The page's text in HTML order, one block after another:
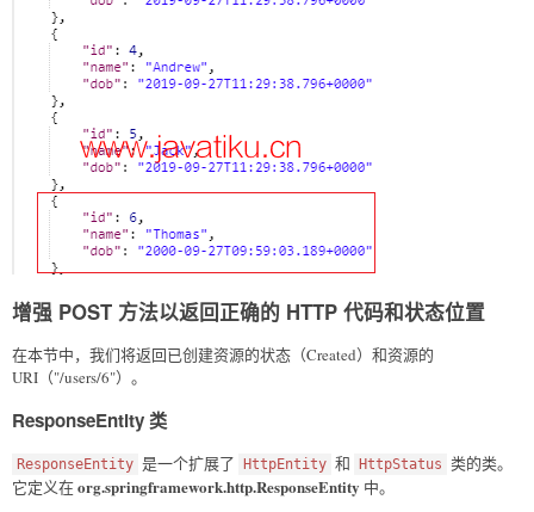
增强 POST 方法以返回正确的 HTTP 代码和状态位置
在本节中，我们将返回已创建资源的状态（Created）和资源的
URI（"/users/6"）。
ResponseEntity 类
ResponseEntity 是一个扩展了 HttpEntity 和 HttpStatus 类的类。
它定义在org.springframework.http.ResponseEntity 中。